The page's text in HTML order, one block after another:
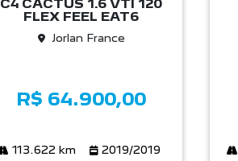
C4 CACTUS 1.6 VTI 120
FLEX FEEL EAT6
Jorlan France
R$ 64.900,00
113.622 km 2019/2019